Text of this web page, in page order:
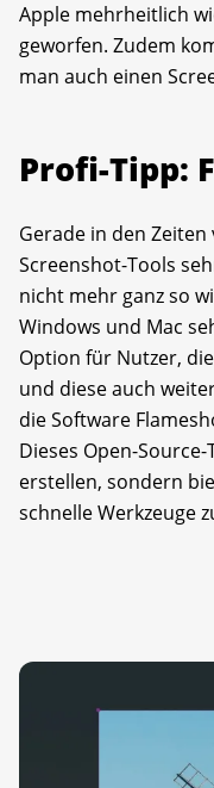
Apple mehrheitlich
geworfen. Zudem
man auch einen
Profi-Tipp:
Gerade in den
Screenshot-Tools
nicht mehr ganz so
Windows und Mac
Option für Nutzer,
und diese auch
die Software
Dieses Open-
erstellen, sondern
schnelle Werkzeuge